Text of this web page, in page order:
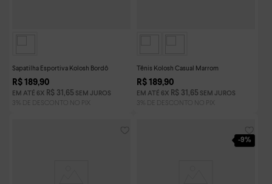
Sapatilha Esportiva Kolosh Bordô
R$ 189,90
EM ATÉ 6X R$ 31 ,65 SEM JUROS
Tênis Kolosh Casual Marrom
R$ 189,90
EM ATÉ 6X R$ 31 ,65 SEM JUROS
-9%